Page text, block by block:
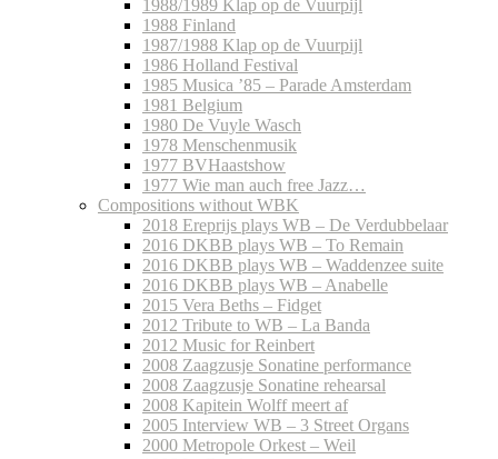
1988/1989 Klap op de Vuurpijl
1988 Finland
1987/1988 Klap op de Vuurpijl
1986 Holland Festival
1985 Musica ’85 – Parade Amsterdam
1981 Belgium
1980 De Vuyle Wasch
1978 Menschenmusik
1977 BVHaastshow
1977 Wie man auch free Jazz…
Compositions without WBK
2018 Ereprijs plays WB – De Verdubbelaar
2016 DKBB plays WB – To Remain
2016 DKBB plays WB – Waddenzee suite
2016 DKBB plays WB – Anabelle
2015 Vera Beths – Fidget
2012 Tribute to WB – La Banda
2012 Music for Reinbert
2008 Zaagzusje Sonatine performance
2008 Zaagzusje Sonatine rehearsal
2008 Kapitein Wolff meert af
2005 Interview WB – 3 Street Organs
2000 Metropole Orkest – Weil